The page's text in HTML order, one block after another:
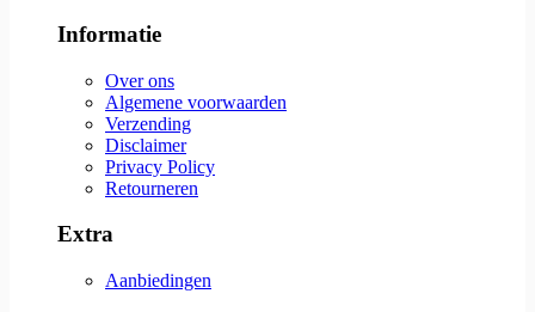
Informatie
Over ons
Algemene voorwaarden
Verzending
Disclaimer
Privacy Policy
Retourneren
Extra
Aanbiedingen